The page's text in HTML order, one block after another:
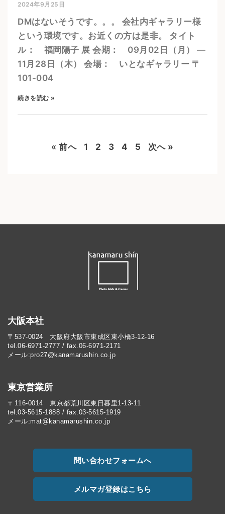
2024年9月25日
DMはないそうです。。。 会社内ギャラリー様
という環境です。お近くの方は是非。 タイト
ル： 福岡陽子 展 会期： 09月02日（月） ―
11月28日（木） 会場： いとなギャラリー 〒
101-004
続きを読む »
« 前へ 1 2 3 4 5 次へ »
大阪本社
〒537-0024 大阪府大阪市東成区東小橋3-12-16
tel.06-6971-2777 / fax.06-6971-2171
メール:pro27@kanamarushin.co.jp​
東京営業所
〒116-0014 東京都荒川区東日暮里1-13-11
tel.03-5615-1888 / fax.03-5615-1919
メール:mat@kanamarushin.co.jp
問い合わせフォームへ
メルマガ登録はこちら